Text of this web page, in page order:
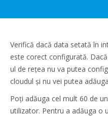
Verifică dacă data setată în
este corect configurată.
ul de rețea nu va putea
cloudul și nu vei putea
Poți adăuga cel mult 60 de
utilizator. Pentru a adăuga o